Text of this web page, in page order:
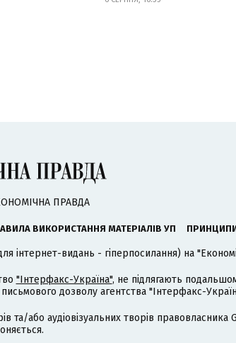
ПРАВДА
ВИКОРИСТАННЯ МАТЕРІАЛІВ УП
інтернет-видань - гіперпосилання) на
"Інтерфакс-Україна", не підлягають
дозволу агентства "Інтерфакс-
та/або аудіовізуальних творів